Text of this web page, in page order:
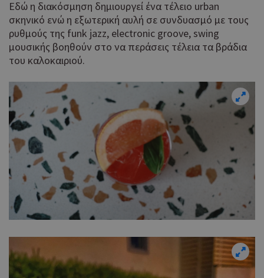
Εδώ η διακόσμηση δημιουργεί ένα τέλειο urban
σκηνικό ενώ η εξωτερική αυλή σε συνδυασμό με τους
ρυθμούς της funk jazz, electronic groove, swing
μουσικής βοηθούν στο να περάσεις τέλεια τα βράδια
του καλοκαιριού.